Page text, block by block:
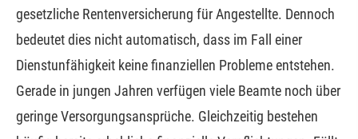
gesetzliche Rentenversicherung für Angestellte. Dennoch
bedeutet dies nicht automatisch, dass im Fall einer
Dienstunfähigkeit keine finanziellen Probleme entstehen.
Gerade in jungen Jahren verfügen viele Beamte noch über
geringe Versorgungsansprüche. Gleichzeitig bestehen